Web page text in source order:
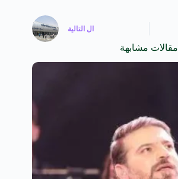
ال التالية
مقالات مشابهة